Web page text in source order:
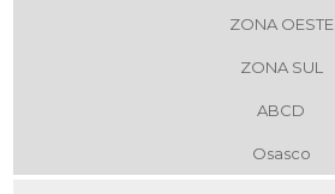
ZONA OESTE
ZONA SUL
ABCD
Osasco